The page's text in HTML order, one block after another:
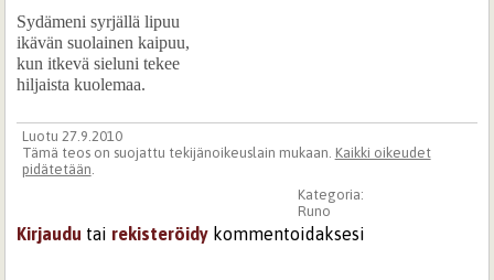
Sydämeni syrjällä lipuu
ikävän suolainen kaipuu,
kun itkevä sieluni tekee
hiljaista kuolemaa.
Luotu 27.9.2010
Tämä teos on suojattu tekijänoikeuslain mukaan. Kaikki oikeudet
pidätetään
Kategoria:
Runo
Kirjaudu tai rekisteröidy kommentoidaksesi